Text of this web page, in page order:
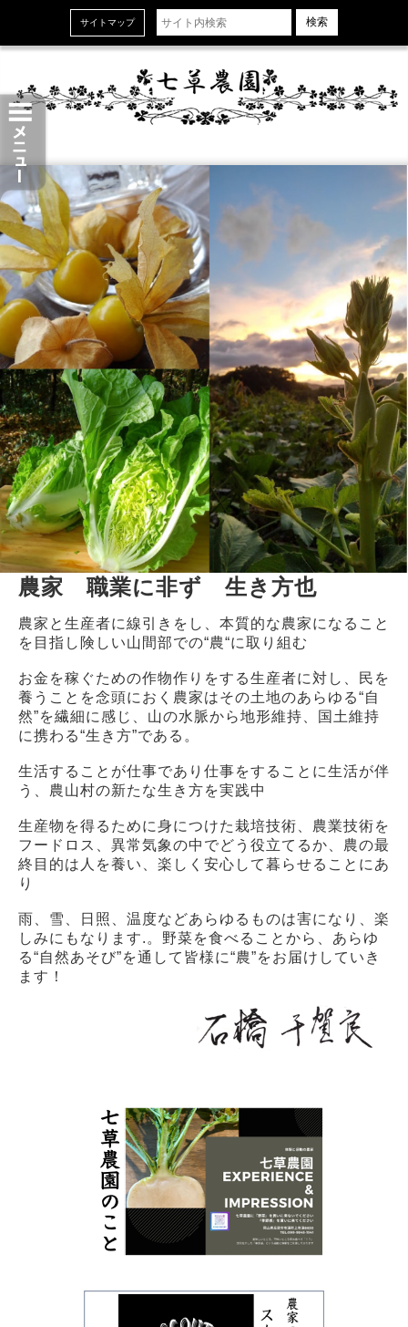
石橋千賀良 〜Profile〜
心掛け・取り組み
会社概要
お問い合わせ
« 7月 2026.08 9月 »
日 月 火 水 木 金 土
1
2 3 4 5 6 7 8
9 10 11 12 13 14
16 17 18 19 20 21 22
23 24 25 26 27 28 29
30 31
今日
サイトマップ
農家 職業に非ず 生き方也
農家と生産者に線引きをし、本質的な農家になること
を目指し険しい山間部での“農“に取り組む
お金を稼ぐための作物作りをする生産者に対し、民を
養うことを念頭におく農家はその土地のあらゆる“自
然”を繊細に感じ、山の水脈から地形維持、国土維持
に携わる“生き方”である。
生活することが仕事であり仕事をすることに生活が伴
う、農山村の新たな生き方を実践中
生産物を得るために身につけた栽培技術、農業技術を
フードロス、異常気象の中でどう役立てるか、農の最
終目的は人を養い、楽しく安心して暮らせることにあ
り
雨、雪、日照、温度などあらゆるものは害になり、楽
しみにもなります.。野菜を食べることから、あらゆ
る“自然あそび”を通して皆様に“農”をお届けしていき
ます！